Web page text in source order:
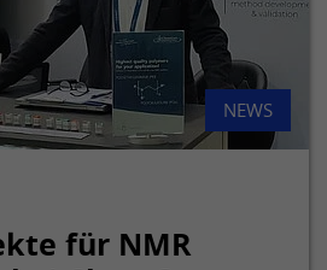
NEWS
für NMR